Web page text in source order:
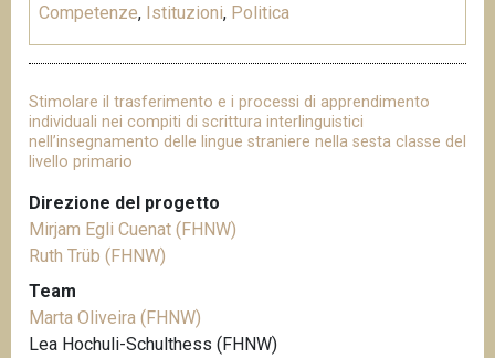
Competenze, Istituzioni, Politica
Stimolare il trasferimento e i processi di apprendimento
individuali nei compiti di scrittura interlinguistici
nell’insegnamento delle lingue straniere nella sesta classe del
livello primario
Direzione del progetto
Mirjam Egli Cuenat (FHNW)
Ruth Trüb (FHNW)
Team
Marta Oliveira (FHNW)
Lea Hochuli-Schulthess (FHNW)